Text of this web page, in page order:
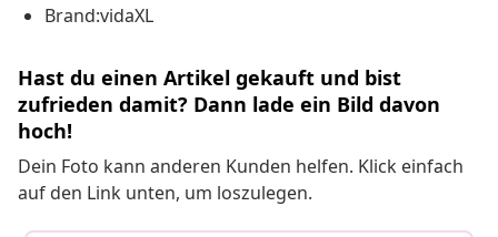
Brand:vidaXL
Hast du einen Artikel gekauft und bist
zufrieden damit? Dann lade ein Bild davon
hoch!
Dein Foto kann anderen Kunden helfen. Klick einfach
auf den Link unten, um loszulegen.